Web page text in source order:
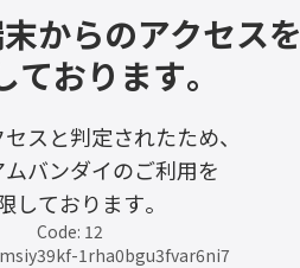
からのアクセスを
ております。
スと判定されたため、
バンダイのご利用を
しております。
Code: 12
1rha0bgu3fvar6ni7